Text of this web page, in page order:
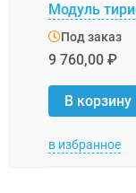
Модуль
Под заказ
9 760,00 ₽
В корзину
в избранное